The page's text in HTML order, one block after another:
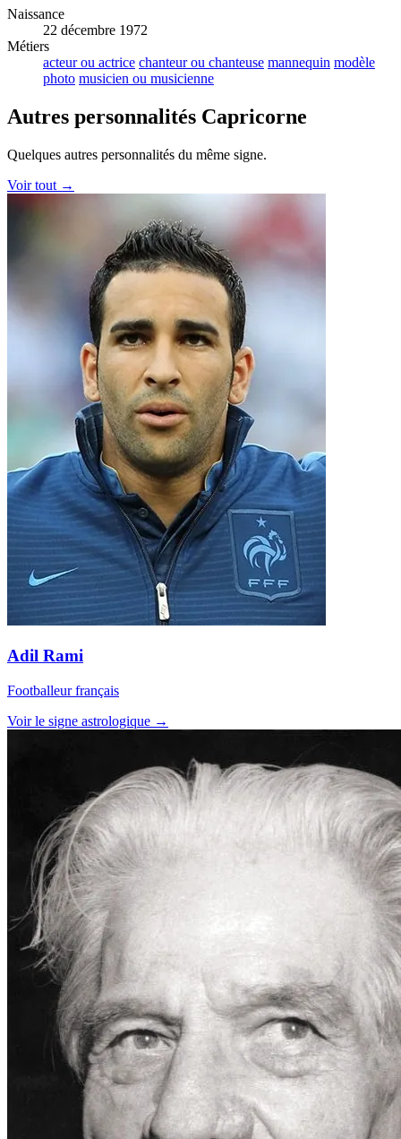
Naissance
22 décembre 1972
Métiers
acteur ou actrice chanteur ou chanteuse mannequin modèle
photo musicien ou musicienne
Autres personnalités Capricorne
Quelques autres personnalités du même signe.
Voir tout →
Adil Rami
Footballeur français
Voir le signe astrologique →